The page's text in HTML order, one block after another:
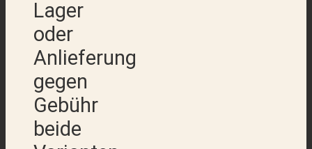
Lager
oder
Anlieferung
gegen
Gebühr
beide